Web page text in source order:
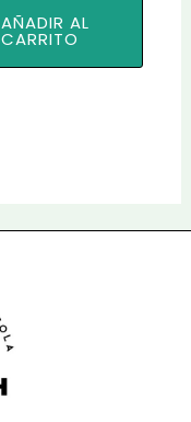
AÑADIR AL
CARRITO